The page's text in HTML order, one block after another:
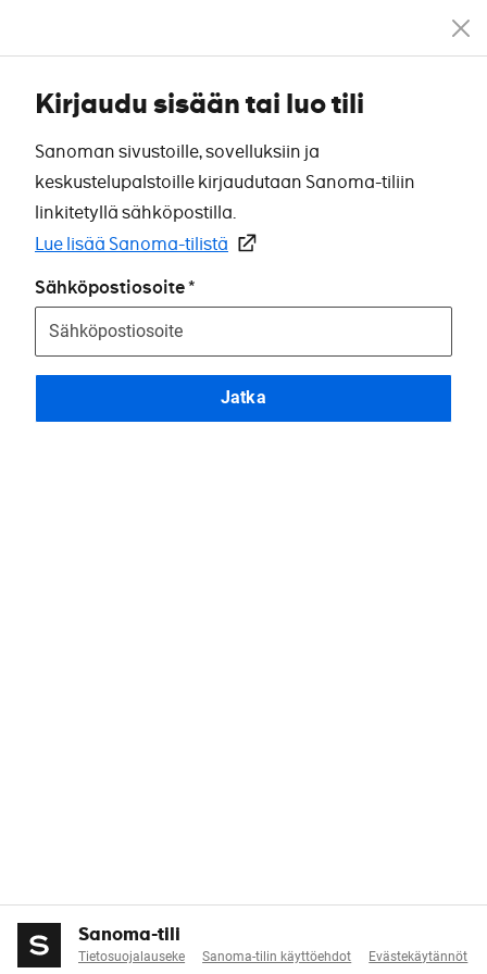
Kirjaudu sisään tai luo tili
Sanoman sivustoille, sovelluksiin ja
keskustelupalstoille kirjaudutaan Sanoma-tiliin
linkitetyllä sähköpostilla.
Lue lisää Sanoma-tilistä
Sähköpostiosoite
Jatka
Sanoma-tili
Tietosuojalauseke Sanoma-tilin käyttöehdot Evästekäytännöt